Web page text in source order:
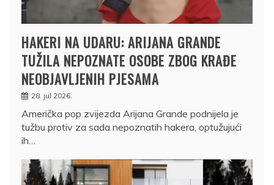
HAKERI NA UDARU: ARIJANA GRANDE
TUŽILA NEPOZNATE OSOBE ZBOG KRAĐE
NEOBJAVLJENIH PJESAMA
28. jul 2026.
Američka pop zvijezda Arijana Grande podnijela je
tužbu protiv za sada nepoznatih hakera, optužujući
ih…